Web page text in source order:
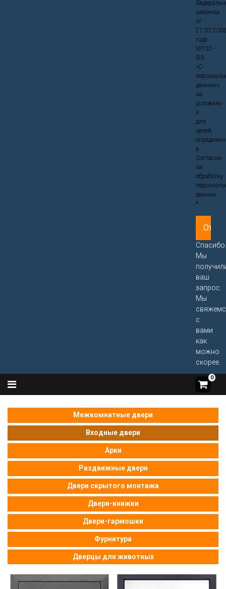
законом
от
года
№152-
ФЗ
«О
данных»,
на
условиях
и
для
целей,
в
Согласии
на
обработку
данных
*
Мы
ваш
запрос.
Мы
с
вами
как
можно
скорее.
0
Межкомнатные двери
Входные двери
Арки
Раздвижные двери
Двери скрытого монтажа
Двери-книжки
Двери-гармошки
Фурнитура
Дверцы для животных